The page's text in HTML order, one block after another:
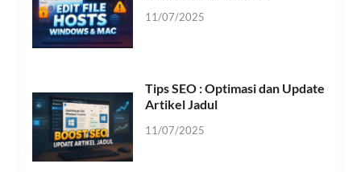
11/07/2025
Tips SEO : Optimasi dan Update
Artikel Jadul
11/07/2025